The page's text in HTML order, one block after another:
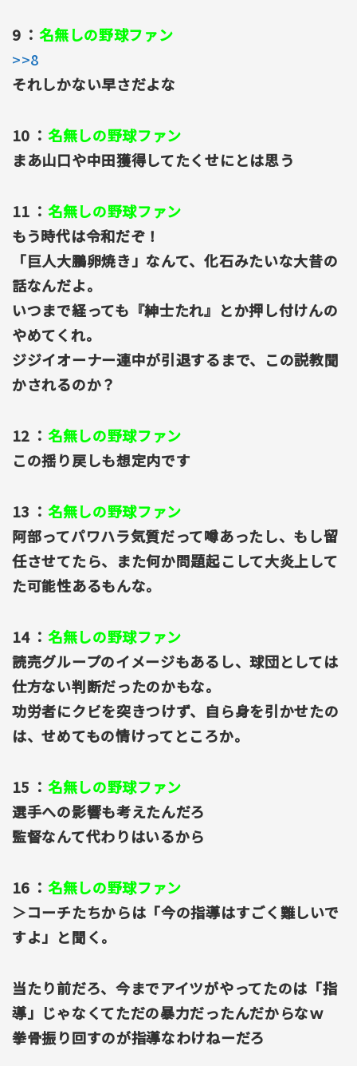
9 ：名無しの野球ファン
>>8
それしかない早さだよな
10 ： 名無しの野球ファン
まあ山口や中田獲得してたくせにとは思う
11 ： 名無しの野球ファン
もう時代は令和だぞ！
「巨人大鵬卵焼き」なんて、化石みたいな大昔の
話なんだよ。
いつまで経っても『紳士たれ』とか押し付けんの
やめてくれ。
ジジイオーナー連中が引退するまで、この説教聞
かされるのか？
12 ： 名無しの野球ファン
この揺り戻しも想定内です
13 ： 名無しの野球ファン
阿部ってパワハラ気質だって噂あったし、もし留
任させてたら、また何か問題起こして大炎上して
た可能性あるもんな。
14 ： 名無しの野球ファン
読売グループのイメージもあるし、球団としては
仕方ない判断だったのかもな。
功労者にクビを突きつけず、自ら身を引かせたの
は、せめてもの情けってところか。
15 ： 名無しの野球ファン
選手への影響も考えたんだろ
監督なんて代わりはいるから
16 ： 名無しの野球ファン
＞コーチたちからは「今の指導はすごく難しいで
すよ」と聞く。
当たり前だろ、今までアイツがやってたのは「指
導」じゃなくてただの暴力だったんだからなｗ
拳骨振り回すのが指導なわけねーだろ